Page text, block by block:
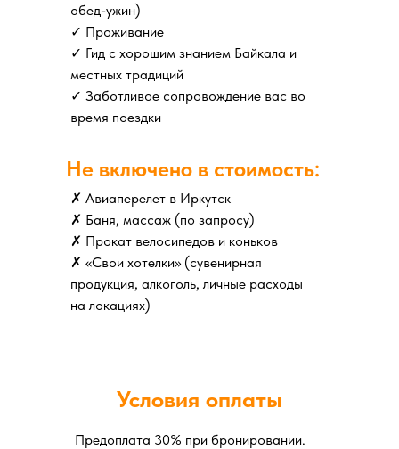
обед-ужин)
✓ Проживание
✓ Гид с хорошим знанием Байкала и
местных традиций
✓ Заботливое сопровождение вас во
время поездки
✗ Авиаперелет в Иркутск
✗ Баня, массаж (по запросу)
✗ Прокат велосипедов и коньков
✗ «Свои хотелки» (сувенирная
продукция, алкоголь, личные расходы
на локациях)
Не включено в стоимость:
Предоплата 30% при бронировании.
Условия оплаты